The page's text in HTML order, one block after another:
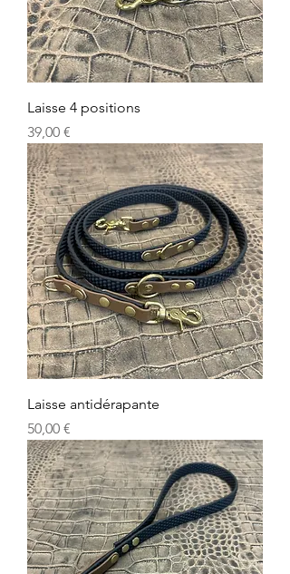
Laisse 4 positions
Prix
39,00 €
Laisse antidérapante
Prix
50,00 €